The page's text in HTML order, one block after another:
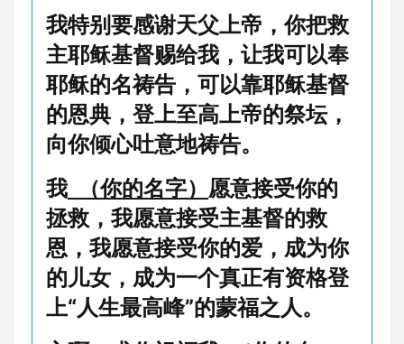
我特别要感谢天父上帝，你把救
主耶稣基督赐给我，让我可以奉
耶稣的名祷告，可以靠耶稣基督
的恩典，登上至高上帝的祭坛，
向你倾心吐意地祷告。
我 （你的名字） 愿意接受你的
拯救，我愿意接受主基督的救
恩，我愿意接受你的爱，成为你
的儿女，成为一个真正有资格登
上“人生最高峰”的蒙福之人。